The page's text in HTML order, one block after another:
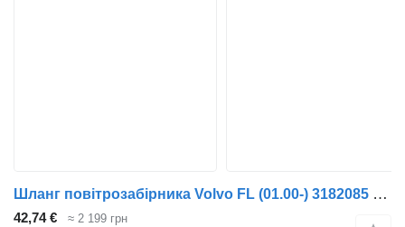
Шланг повітрозабірника Volvo FL (01.00-) 3182085 до тягача Volvo FL, FL6, FL7, FL10, FL12, FS718 (1985-2005)
42,74 € ≈ 2 199 грн